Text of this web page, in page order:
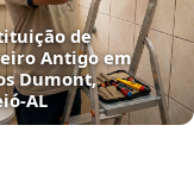
de
Antigo em
Dumont,